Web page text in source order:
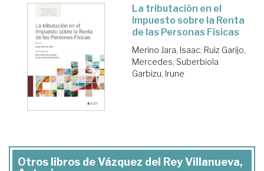
La tributación en el
Impuesto sobre la Renta
de las Personas Físicas
Merino Jara, Isaac; Ruiz Garijo,
Mercedes; Suberbiola
Garbizu, Irune
Otros libros de Vázquez del Rey Villanueva,